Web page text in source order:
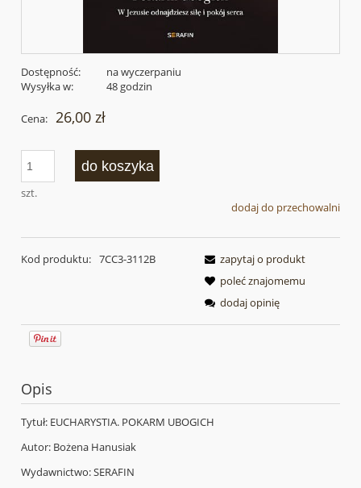
Dostępność:
na wyczerpaniu
Wysyłka w:
48 godzin
Cena: 26,00 zł
szt.
do koszyka
dodaj do przechowalni
Kod produktu: 7CC3-3112B
zapytaj o produkt
poleć znajomemu
dodaj opinię
Opis
Tytuł: EUCHARYSTIA. POKARM UBOGICH
Autor: Bożena Hanusiak
Wydawnictwo: SERAFIN